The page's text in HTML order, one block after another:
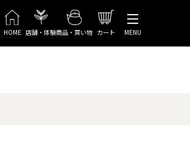
HOME 店舗・体験商品・買い物 カート MENU